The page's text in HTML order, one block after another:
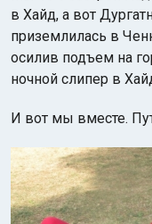
в Хайд, а вот
приземлилась в
осилив подъем на
ночной слипер в
И вот мы вместе.